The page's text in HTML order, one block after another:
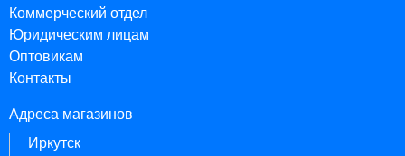
Коммерческий отдел
Юридическим лицам
Оптовикам
Контакты
Адреса магазинов
Иркутск